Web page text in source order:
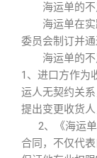
海运单的不
海运单在实
委员会制订并通
海运单的不
1、进口方作为
运人无契约关
提出变更收货人
2、《海运单
合同，不仅代